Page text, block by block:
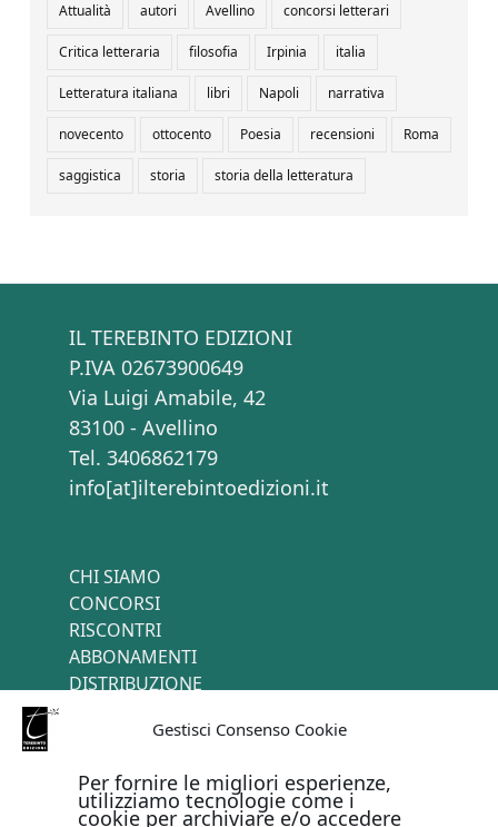
Gestisci Consenso Cookie
Per fornire le migliori esperienze,
utilizziamo tecnologie come i
cookie per archiviare e/o accedere
Attualità autori Avellino concorsi letterari
Critica letteraria filosofia Irpinia italia
Letteratura italiana libri Napoli narrativa
novecento ottocento Poesia recensioni Roma
saggistica storia storia della letteratura
IL TEREBINTO EDIZIONI
P.IVA 02673900649
Via Luigi Amabile, 42
83100 - Avellino
Tel. 3406862179
info[at]ilterebintoedizioni.it
CHI SIAMO
CONCORSI
RISCONTRI
ABBONAMENTI
DISTRIBUZIONE
PAGAMENTI ONLINE CON